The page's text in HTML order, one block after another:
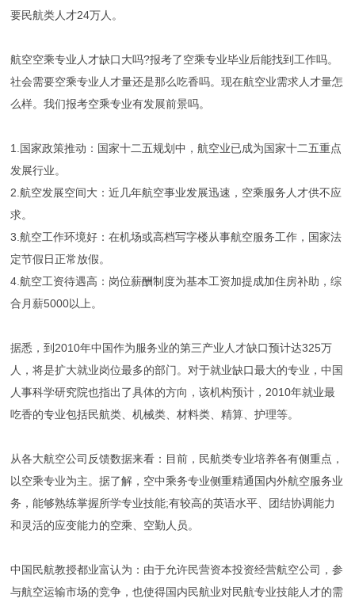
要民航类人才24万人。
航空空乘专业人才缺口大吗?报考了空乘专业毕业后能找到工作吗。
社会需要空乘专业人才量还是那么吃香吗。现在航空业需求人才量怎
么样。我们报考空乘专业有发展前景吗。
1.国家政策推动：国家十二五规划中，航空业已成为国家十二五重点
发展行业。
2.航空发展空间大：近几年航空事业发展迅速，空乘服务人才供不应
求。
3.航空工作环境好：在机场或高档写字楼从事航空服务工作，国家法
定节假日正常放假。
4.航空工资待遇高：岗位薪酬制度为基本工资加提成加住房补助，综
合月薪5000以上。
据悉，到2010年中国作为服务业的第三产业人才缺口预计达325万
人，将是扩大就业岗位最多的部门。对于就业缺口最大的专业，中国
人事科学研究院也指出了具体的方向，该机构预计，2010年就业最
吃香的专业包括民航类、机械类、材料类、精算、护理等。
从各大航空公司反馈数据来看：目前，民航类专业培养各有侧重点，
以空乘专业为主。据了解，空中乘务专业侧重精通国内外航空服务业
务，能够熟练掌握所学专业技能;有较高的英语水平、团结协调能力
和灵活的应变能力的空乘、空勤人员。
中国民航教授都业富认为：由于允许民营资本投资经营航空公司，参
与航空运输市场的竞争，也使得国内民航业对民航专业技能人才的需